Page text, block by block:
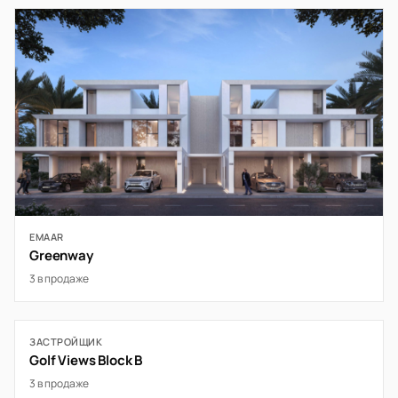
EMAAR
Greenway
3 в продаже
ЗАСТРОЙЩИК
Golf Views Block B
3 в продаже